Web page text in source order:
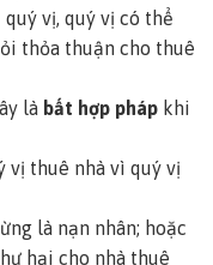
vị, quý vị có thể
thỏa thuận cho thuê
là bất hợp pháp khi
vị thuê nhà vì quý vị
là nạn nhân; hoặc
hại cho nhà thuê